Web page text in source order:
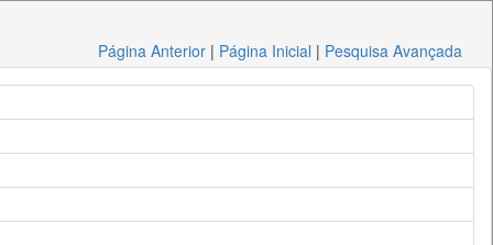
Página Anterior | Página Inicial | Pesquisa Avançada